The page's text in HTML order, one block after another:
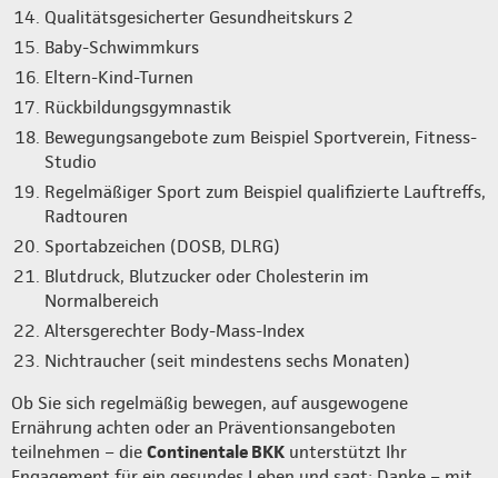
Qualitätsgesicherter Gesundheitskurs 2
Baby-Schwimmkurs
Eltern-Kind-Turnen
Rückbildungsgymnastik
Bewegungsangebote zum Beispiel Sportverein, Fitness-
Studio
Regelmäßiger Sport zum Beispiel qualifizierte Lauftreffs,
Radtouren
Sportabzeichen (DOSB, DLRG)
Blutdruck, Blutzucker oder Cholesterin im
Normalbereich
Altersgerechter Body-Mass-Index
Nichtraucher (seit mindestens sechs Monaten)
Ob Sie sich regelmäßig bewegen, auf ausgewogene
Ernährung achten oder an Präventionsangeboten
teilnehmen – die Continentale BKK unterstützt Ihr